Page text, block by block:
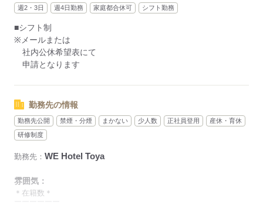
13：00～22：00
22：00～翌05：00
※13：00～翌8：00の通し勤務あり
（休憩2時間／仮眠時間あり）
※夜間は落ち着いた時間帯もあり、
応募する
週2・3日 週4日勤務 家庭都合休可 シフト勤務
■シフト制
※メールまたは
社内公休希望表にて
申請となります
勤務先の情報
勤務先公開 禁煙・分煙 まかない 少人数 正社員登用
産休・育休
研修制度
勤務先： WE Hotel Toya
雰囲気：
＊在籍数＊